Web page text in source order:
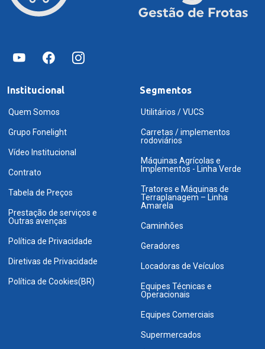
Institucional
Quem Somos
Grupo Fonelight
Vídeo Institucional
Contrato
Tabela de Preços
Prestação de serviços e
Outras avenças
Política de Privacidade
Diretivas de Privacidade
Política de Cookies(BR)
Segmentos
Utilitários / VUCS
Carretas / implementos
rodoviários
Máquinas Agrícolas e
Implementos - Linha Verde
Tratores e Máquinas de
Terraplanagem – Linha
Amarela
Caminhões
Geradores
Locadoras de Veículos
Equipes Técnicas e
Operacionais
Equipes Comerciais
Supermercados